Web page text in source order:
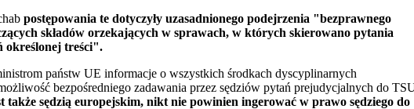
postępowania te dotyczyły uzasadnionego podejrzenia "bezprawnego
składów orzekających w sprawach, w których skierowano pytania
określonej treści".
państw UE informacje o wszystkich środkach dyscyplinarnych
bezpośredniego zadawania przez sędziów pytań prejudycjalnych do
także sędzią europejskim, nikt nie powinien ingerować w prawo sędziego do